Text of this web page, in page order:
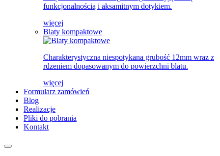
funkcjonalnością i aksamitnym dotykiem.
więcej
Blaty kompaktowe
Charakterystyczna niespotykana grubość 12mm wraz z
rdzeniem dopasowanym do powierzchni blatu.
więcej
Formularz zamówień
Blog
Realizacje
Pliki do pobrania
Kontakt